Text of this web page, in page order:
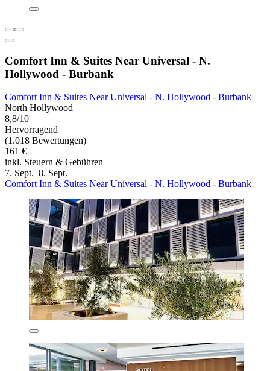
Comfort Inn & Suites Near Universal - N.
Hollywood - Burbank
Comfort Inn & Suites Near Universal - N. Hollywood - Burbank
North Hollywood
8,8/10
Hervorragend
(1.018 Bewertungen)
161 €
inkl. Steuern & Gebühren
7. Sept.–8. Sept.
Comfort Inn & Suites Near Universal - N. Hollywood - Burbank